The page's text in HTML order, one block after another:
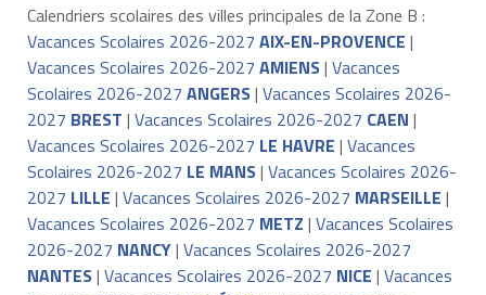
Calendriers scolaires des villes principales de la Zone B :
Vacances Scolaires 2026-2027 AIX-EN-PROVENCE |
Vacances Scolaires 2026-2027 AMIENS| Vacances
Scolaires 2026-2027 ANGERS| Vacances Scolaires 2026-
2027 BREST | Vacances Scolaires 2026-2027 CAEN |
Vacances Scolaires 2026-2027 LE HAVRE | Vacances
Scolaires 2026-2027 LE MANS| Vacances Scolaires 2026-
2027 LILLE | Vacances Scolaires 2026-2027 MARSEILLE |
Vacances Scolaires 2026-2027 METZ | Vacances Scolaires
2026-2027 NANCY| Vacances Scolaires 2026-2027
NANTES| Vacances Scolaires 2026-2027 NICE | Vacances